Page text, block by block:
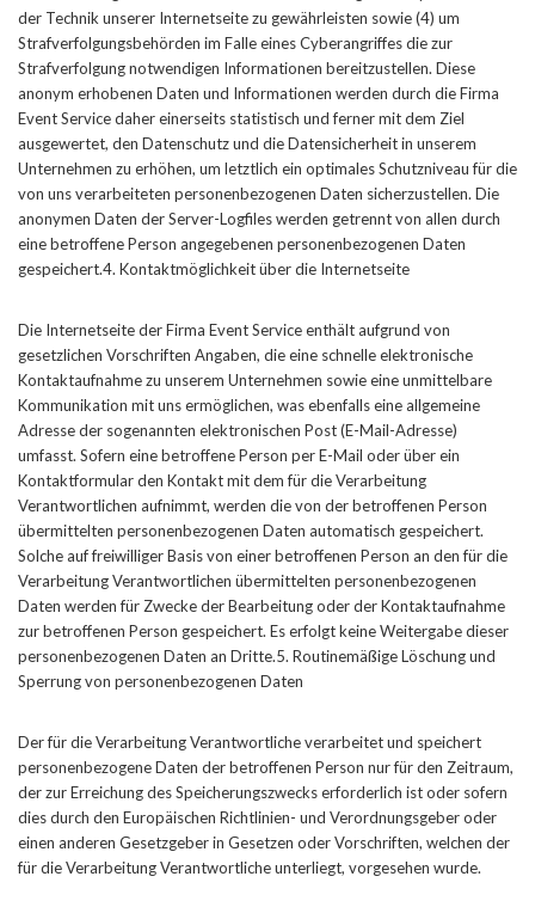
der Technik unserer Internetseite zu gewährleisten sowie (4) um
Strafverfolgungsbehörden im Falle eines Cyberangriffes die zur
Strafverfolgung notwendigen Informationen bereitzustellen. Diese
anonym erhobenen Daten und Informationen werden durch die Firma
Event Service daher einerseits statistisch und ferner mit dem Ziel
ausgewertet, den Datenschutz und die Datensicherheit in unserem
Unternehmen zu erhöhen, um letztlich ein optimales Schutzniveau für die
von uns verarbeiteten personenbezogenen Daten sicherzustellen. Die
anonymen Daten der Server-Logfiles werden getrennt von allen durch
eine betroffene Person angegebenen personenbezogenen Daten
gespeichert.4. Kontaktmöglichkeit über die Internetseite
Die Internetseite der Firma Event Service enthält aufgrund von
gesetzlichen Vorschriften Angaben, die eine schnelle elektronische
Kontaktaufnahme zu unserem Unternehmen sowie eine unmittelbare
Kommunikation mit uns ermöglichen, was ebenfalls eine allgemeine
Adresse der sogenannten elektronischen Post (E-Mail-Adresse)
umfasst. Sofern eine betroffene Person per E-Mail oder über ein
Kontaktformular den Kontakt mit dem für die Verarbeitung
Verantwortlichen aufnimmt, werden die von der betroffenen Person
übermittelten personenbezogenen Daten automatisch gespeichert.
Solche auf freiwilliger Basis von einer betroffenen Person an den für die
Verarbeitung Verantwortlichen übermittelten personenbezogenen
Daten werden für Zwecke der Bearbeitung oder der Kontaktaufnahme
zur betroffenen Person gespeichert. Es erfolgt keine Weitergabe dieser
personenbezogenen Daten an Dritte.5. Routinemäßige Löschung und
Sperrung von personenbezogenen Daten
Der für die Verarbeitung Verantwortliche verarbeitet und speichert
personenbezogene Daten der betroffenen Person nur für den Zeitraum,
der zur Erreichung des Speicherungszwecks erforderlich ist oder sofern
dies durch den Europäischen Richtlinien- und Verordnungsgeber oder
einen anderen Gesetzgeber in Gesetzen oder Vorschriften, welchen der
für die Verarbeitung Verantwortliche unterliegt, vorgesehen wurde.